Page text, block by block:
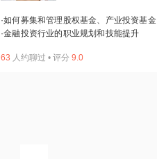
·如何募集和管理股权基金、产业投资基金
·金融投资行业的职业规划和技能提升
63 人约聊过 • 评分 9.0